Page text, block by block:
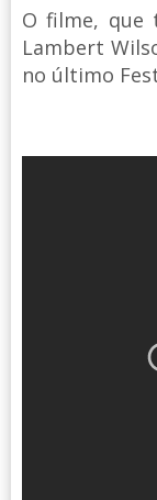
O filme, que
Lambert
no último